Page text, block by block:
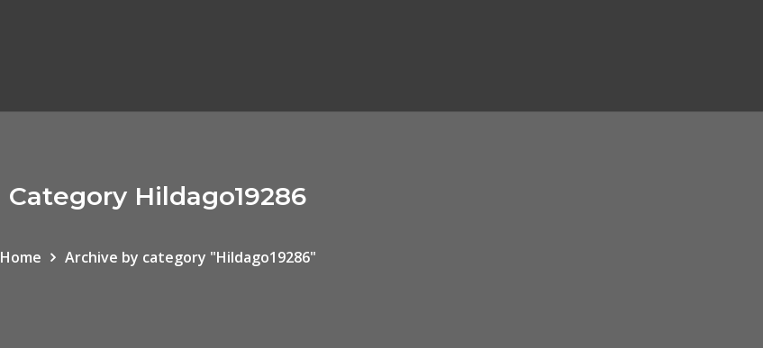
Category Hildago19286
Home Archive by category "Hildago19286"